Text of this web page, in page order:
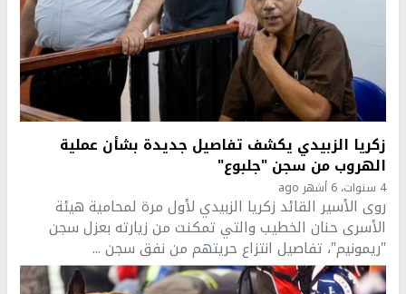
زكريا الزبيدي يكشف تفاصيل جديدة بشأن عملية
الهروب من سجن "جلبوع"
4 سنوات، 6 أشهر ago
روى الأسير القائد زكريا الزبيدي لأول مرة لمحامية هيئة
الأسرى حنان الخطيب والتي تمكنت من زيارته بعزل سجن
"ريمونيم"، تفاصيل انتزاع حريتهم من نفق سجن ...